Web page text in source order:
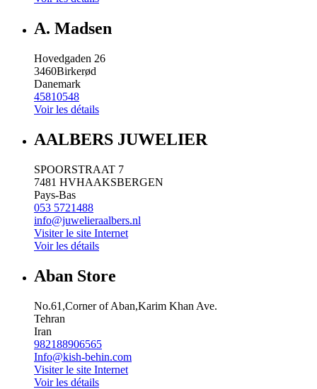
A. Madsen
Hovedgaden 26
3460Birkerød
Danemark
45810548
Voir les détails
AALBERS JUWELIER
SPOORSTRAAT 7
7481 HVHAAKSBERGEN
Pays-Bas
053 5721488
info@juwelieraalbers.nl
Visiter le site Internet
Voir les détails
Aban Store
No.61,Corner of Aban,Karim Khan Ave.
Tehran
Iran
982188906565
Info@kish-behin.com
Visiter le site Internet
Voir les détails